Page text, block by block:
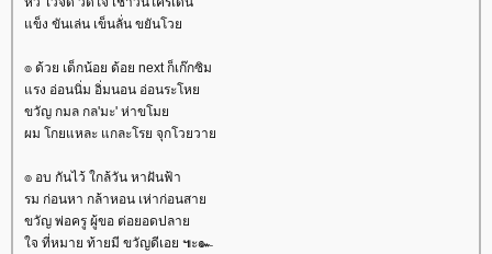
ข็ง ขันเล่น เข็นลั่น ขยันโว
๏ ด้วย เด็กน้อย ด้อย next ก็เก๊กซิม
รง อ่อนนิ่ม อิ่มนอน อ่อนระโห
ขวัญ กมล กล'มะ' ห่าขโม
ผม โกยแหละ แกละโรย จุกโวยวา
๏ อบ กันไว้ ใกล้วัน หาฝันฟ้า
รม ก่อนหา กล้าหอน เห่าก่อนสา
ขวัญ พ่อครู ผู้ขอ ต่อยอดปลา
จ ที่หมาย ท้ายมี ขวัญดีเอย ๚ะ๛